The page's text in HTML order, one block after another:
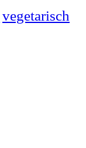
vegetarisch